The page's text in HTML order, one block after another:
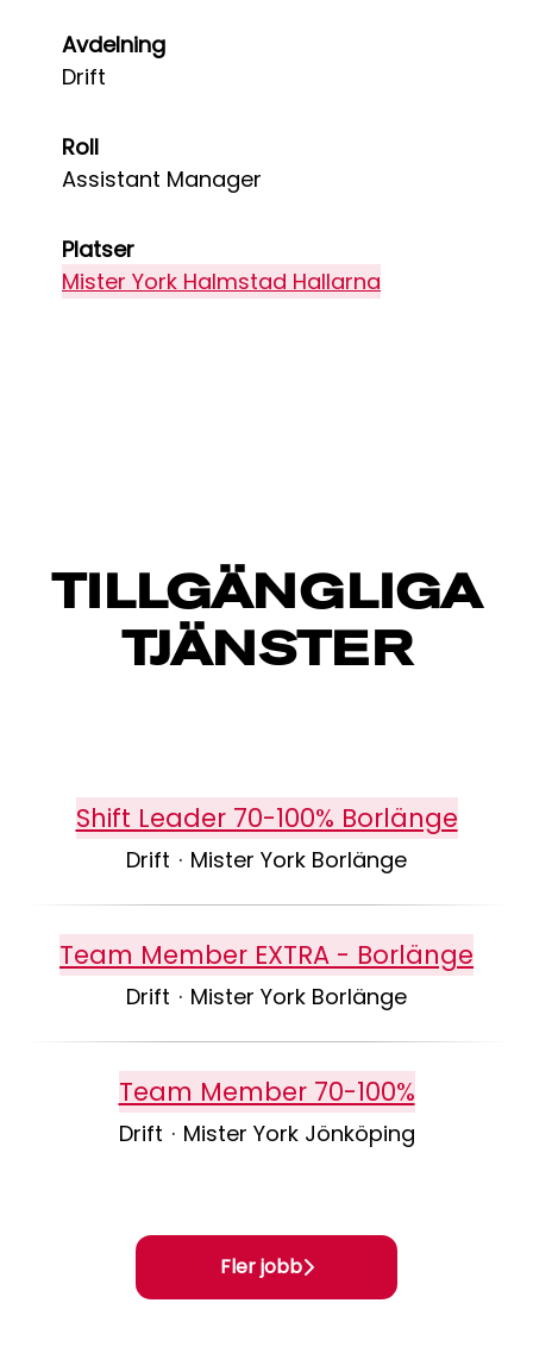
Avdelning
Drift
Roll
Assistant Manager
Platser
Mister York Halmstad Hallarna
TILLGÄNGLIGA
TJÄNSTER
Shift Leader 70-100% Borlänge
Drift · Mister York Borlänge
Team Member EXTRA - Borlänge
Drift · Mister York Borlänge
Team Member 70-100%
Drift · Mister York Jönköping
Fler jobb